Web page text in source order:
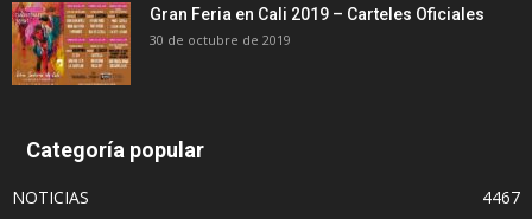
Gran Feria en Cali 2019 – Carteles Oficiales
30 de octubre de 2019
Categoría popular
NOTICIAS
4467